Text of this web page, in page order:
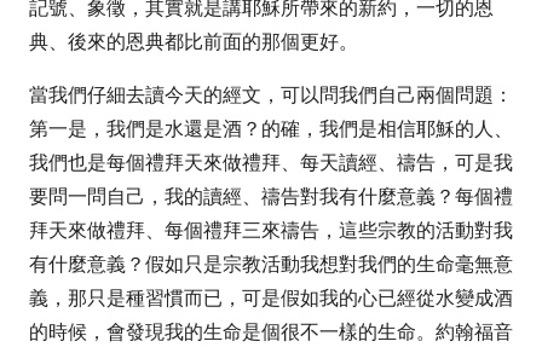
記號、象徵，其實就是講耶穌所帶來的新約，一切的恩
典、後來的恩典都比前面的那個更好。
當我們仔細去讀今天的經文，可以問我們自己兩個問題：
第一是，我們是水還是酒？的確，我們是相信耶穌的人、
我們也是每個禮拜天來做禮拜、每天讀經、禱告，可是我
要問一問自己，我的讀經、禱告對我有什麼意義？每個禮
拜天來做禮拜、每個禮拜三來禱告，這些宗教的活動對我
有什麼意義？假如只是宗教活動我想對我們的生命毫無意
義，那只是種習慣而已，可是假如我的心已經從水變成酒
的時候，會發現我的生命是個很不一樣的生命。約翰福音